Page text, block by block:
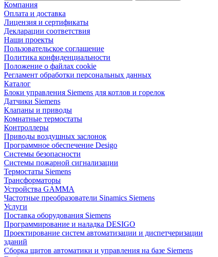
Компания
Оплата и доставка
Лицензия и сертификаты
Декларации соответствия
Наши проекты
Пользовательское соглашение
Политика конфиденциальности
Положение о файлах cookie
Регламент обработки персональных данных
Каталог
Блоки управления Siemens для котлов и горелок
Датчики Siemens
Клапаны и приводы
Комнатные термостаты
Контроллеры
Приводы воздушных заслонок
Программное обеспечение Desigo
Системы безопасности
Системы пожарной сигнализации
Термостаты Siemens
Трансформаторы
Устройства GAMMA
Частотные преобразователи Sinamics Siemens
Услуги
Поставка оборудования Siemens
Программирование и наладка DESIGO
Проектирование систем автоматизации и диспетчеризации
зданий
Сборка щитов автоматики и управления на базе Siemens